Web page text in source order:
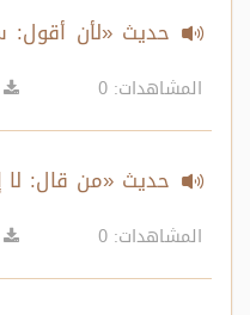
حديث «لأن أقول:
لا إله إلا الله
المشاهدات: 0
حديث «من قال: لا
أعرابي إلى رسول
المشاهدات: 0